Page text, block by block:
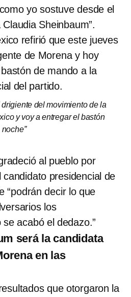
yo sostuve desde el
Sheinbaum”.
refirió que este jueves
de Morena y hoy
de mando a la
del partido.
drigiente del movimiento de la
y voy a entregar el bastón
al pueblo por
presidencial de
“podrán decir lo que
los
acabó el dedazo.”
será la candidata
en las
que otorgaron la